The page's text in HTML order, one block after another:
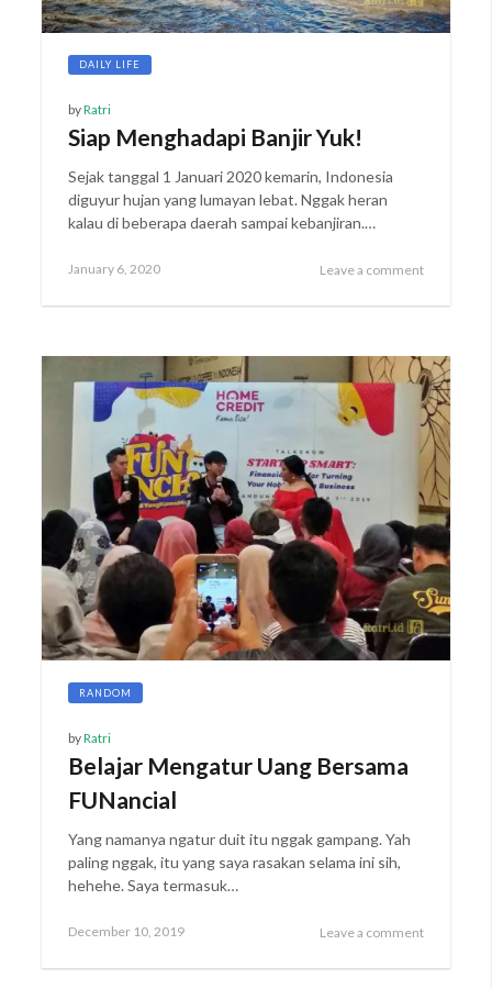
DAILY LIFE
byRatri
Siap Menghadapi Banjir Yuk!
Sejak tanggal 1 Januari 2020 kemarin, Indonesia
diguyur hujan yang lumayan lebat. Nggak heran
kalau di beberapa daerah sampai kebanjiran.…
Leave a comment
Posted
January 6, 2020January
RANDOM
byRatri
Belajar Mengatur Uang Bersama
FUNancial
Yang namanya ngatur duit itu nggak gampang. Yah
paling nggak, itu yang saya rasakan selama ini sih,
hehehe. Saya termasuk…
Leave a comment
Posted
December 10, 2019December